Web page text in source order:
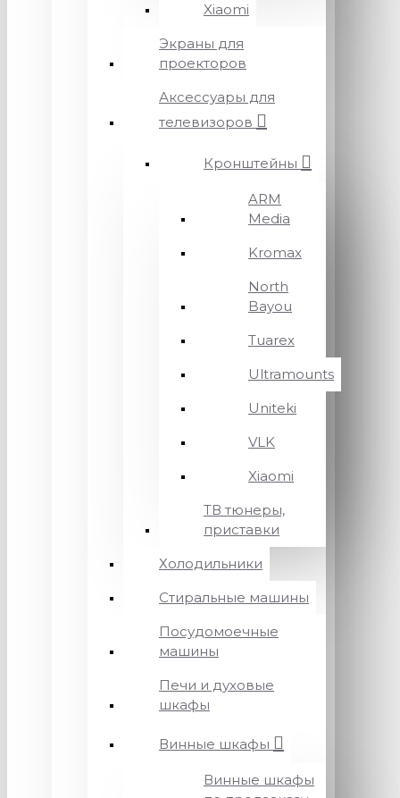
Xiaomi
Экраны для
проекторов
Аксессуары для
телевизоров
Кронштейны
ARM
Media
Kromax
North
Bayou
Tuarex
Ultramounts
Uniteki
VLK
Xiaomi
ТВ тюнеры,
приставки
Холодильники
Стиральные машины
Посудомоечные
машины
Печи и духовые
шкафы
Винные шкафы
Винные шкафы